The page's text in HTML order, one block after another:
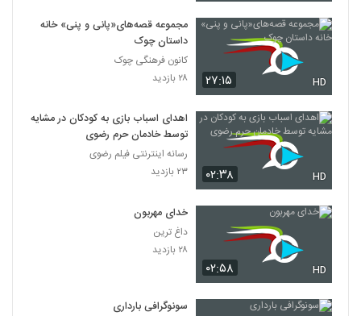
۲۷:۱۵ HD
مجموعه قصه‌های«پانی و پنی» خانه
داستان چوک
کانون فرهنگی چوک
۲۸ بازدید
۰۲:۳۸ HD
اهدای اسباب بازی به کودکان در مشایه
توسط خادمان حرم رضوی
رسانه اینترنتی فیلم رضوی
۲۳ بازدید
۰۲:۵۸ HD
خدای مهربون
داغ ترین
۲۸ بازدید
سونوگرافی بارداری